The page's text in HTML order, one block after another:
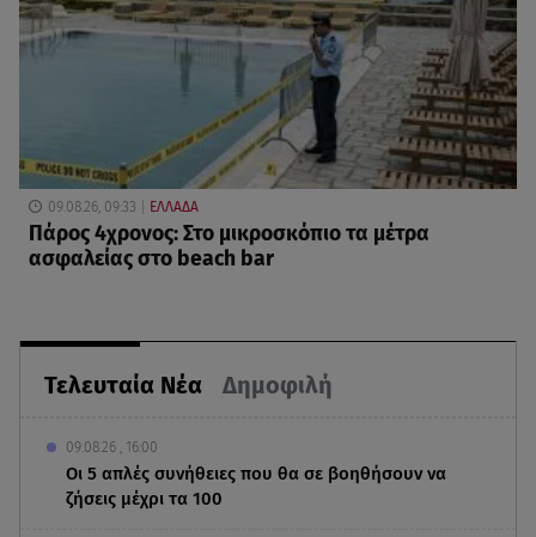
Τελευταία Νέα Δημοφιλή
09.08.26 , 16:00
Οι 5 απλές συνήθειες που θα σε βοηθήσουν να
ζήσεις μέχρι τα 100
09.08.26, 09:33 ΕΛΛΑΔΑ
Πάρος 4χρονος: Στο μικροσκόπιο τα μέτρα
ασφαλείας στο beach bar